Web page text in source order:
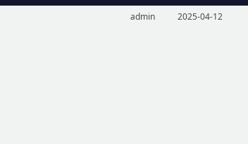
admin 2025-04-12